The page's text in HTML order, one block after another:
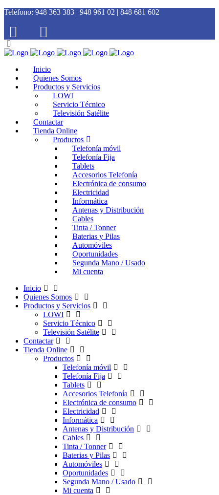
Teléfono: 948 363 383 | 948 961 02 | 848 681 602
Inicio
Quienes Somos
Productos y Servicios
LOWI
Servicio Técnico
Televisión Satélite
Contactar
Tienda Online
Productos
Telefonía móvil
Telefonía Fija
Tablets
Accesorios Telefonía
Electrónica de consumo
Electricidad
Informática
Antenas y Distribución
Cables
Tinta / Tonner
Baterias y Pilas
Automóviles
Oportunidades
Segunda Mano / Usado
Mi cuenta
Inicio
Quienes Somos
Productos y Servicios
LOWI
Servicio Técnico
Televisión Satélite
Contactar
Tienda Online
Productos
Telefonía móvil
Telefonía Fija
Tablets
Accesorios Telefonía
Electrónica de consumo
Electricidad
Informática
Antenas y Distribución
Cables
Tinta / Tonner
Baterias y Pilas
Automóviles
Oportunidades
Segunda Mano / Usado
Mi cuenta